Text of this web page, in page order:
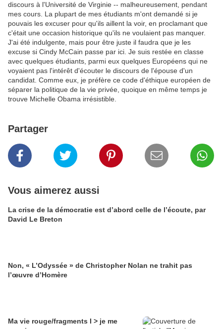
discours à l'Université de Virginie -- malheureusement, pendant
mes cours. La plupart de mes étudiants m'ont demandé si je
pouvais les excuser pour qu'ils aillent la voir, en proclamant que
c'était une occasion historique qu'ils ne voulaient pas manquer.
J'ai été indulgente, mais pour être juste il faudra que je les
excuse si Cindy McCain passe par ici. Je suis restée en classe
avec quelques étudiants, parmi eux quelques Européens qui ne
voyaient pas l'intérêt d'écouter le discours de l'épouse d'un
candidat. Comme eux, je préfère ce code d'éthique européen de
séparer la politique de la vie privée, quoique en même temps je
trouve Michelle Obama irrésistible.
Partager
Vous aimerez aussi
La crise de la démocratie est d’abord celle de l’écoute, par
David Le Breton
Non, « L’Odyssée » de Christopher Nolan ne trahit pas
l’œuvre d’Homère
Ma vie rouge/fragments I > je me